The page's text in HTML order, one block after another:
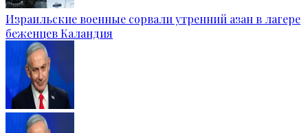
Израильские военные сорвали утренний азан в лагере
беженцев Каландия